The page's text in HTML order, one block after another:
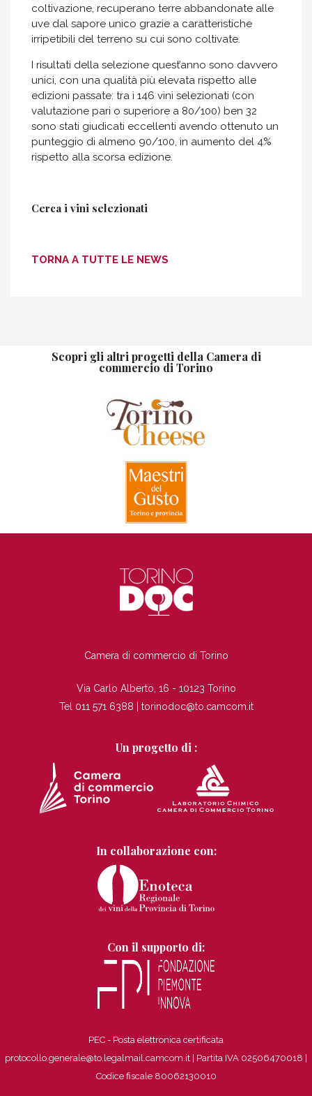
coltivazione, recuperano terre abbandonate alle
uve dal sapore unico grazie a caratteristiche
irripetibili del terreno su cui sono coltivate.
I risultati della selezione quest’anno sono davvero
unici, con una qualità più elevata rispetto alle
edizioni passate: tra i 146 vini selezionati (con
valutazione pari o superiore a 80/100) ben 32
sono stati giudicati eccellenti avendo ottenuto un
punteggio di almeno 90/100, in aumento del 4%
rispetto alla scorsa edizione.
Cerca i vini selezionati
TORNA A TUTTE LE NEWS
Scopri gli altri progetti della Camera di
commercio di Torino
Camera di commercio di Torino
Via Carlo Alberto, 16 - 10123 Torino
Tel 011 571 6388 | torinodoc@to.camcom.it
Un progetto di :
In collaborazione con:
Con il supporto di:
PEC - Posta elettronica certificata
protocollo.generale@to.legalmail.camcom.it | Partita IVA 02506470018
Codice fiscale 80062130010